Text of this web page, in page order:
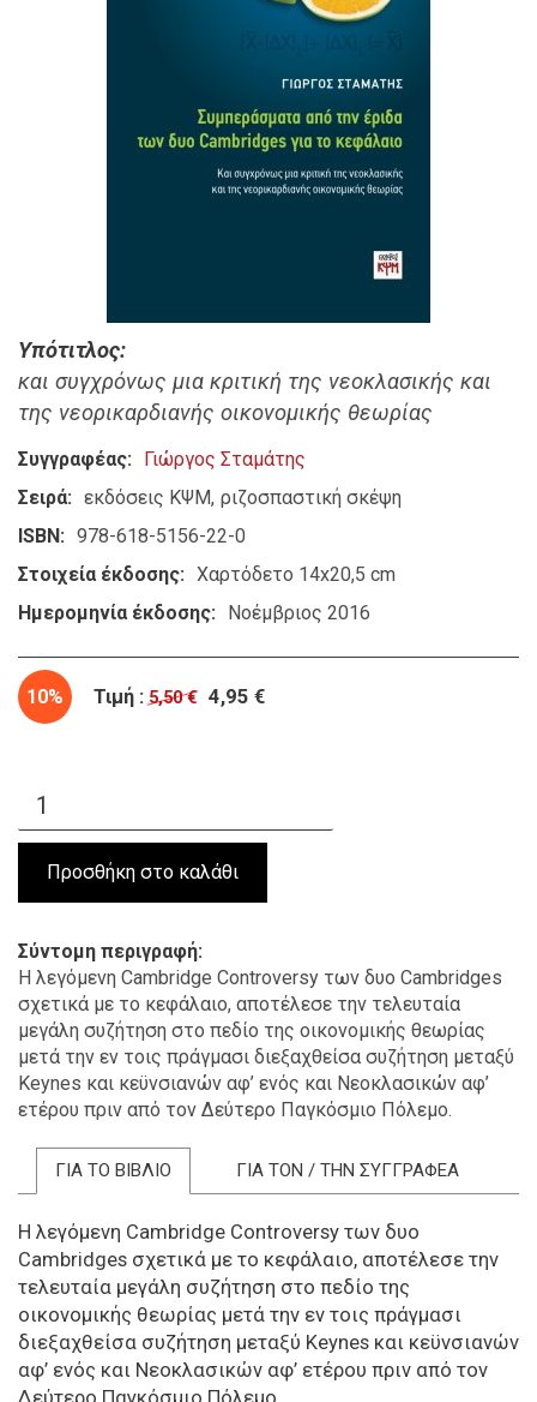
Υπότιτλος
και συγχρόνως μια κριτική της νεοκλασικής και
της νεορικαρδιανής οικονομικής θεωρίας
Συγγραφέας
Γιώργος Σταμάτης
Σειρά
εκδόσεις ΚΨΜ ριζοσπαστική σκέψη
ISBN
978-618-5156-22-0
Στοιχεία έκδοσης
Χαρτόδετο 14x20,5 cm
Ημερομηνία έκδοσης
Νοέμβριος 2016
10% Τιμή : 5,50 € 4,95 €
Σύντομη περιγραφή
Η λεγόμενη Cambridge Controversy των δυο Cambridges
σχετικά με το κεφάλαιο, αποτέλεσε την τελευταία
μεγάλη συζήτηση στο πεδίο της οικονομικής θεωρίας
μετά την εν τοις πράγμασι διεξαχθείσα συζήτηση μεταξύ
Keynes και κεϋνσιανών αφ’ ενός και Νεοκλασικών αφ’
ετέρου πριν από τον Δεύτερο Παγκόσμιο Πόλεμο.
ΓΙΑ ΤΟ ΒΙΒΛΙΟ ΓΙΑ ΤΟΝ / ΤΗΝ ΣΥΓΓΡΑΦΕΑ
Η λεγόμενη Cambridge Controversy των δυο
Cambridges σχετικά με το κεφάλαιο, αποτέλεσε την
τελευταία μεγάλη συζήτηση στο πεδίο της
οικονομικής θεωρίας μετά την εν τοις πράγμασι
διεξαχθείσα συζήτηση μεταξύ Keynes και κεϋνσιανών
αφ’ ενός και Νεοκλασικών αφ’ ετέρου πριν από τον
Δεύτερο Παγκόσμιο Πόλεμο.